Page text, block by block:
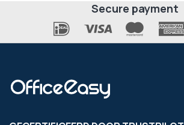
Secure payment